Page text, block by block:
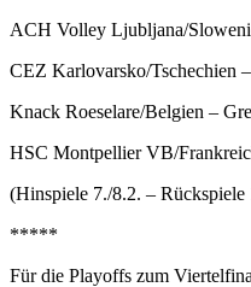
ACH Volley Ljubljana/
CEZ Karlovarsko/Tschechien
Knack Roeselare/Belgien –
HSC Montpellier VB/
(Hinspiele 7./8.2. – Rückspiele
*****
Für die Playoffs zum